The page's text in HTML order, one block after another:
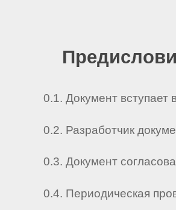
0.1. Документ вступает
0.2. Разработчик
0.3. Документ
0.4. Периодическая